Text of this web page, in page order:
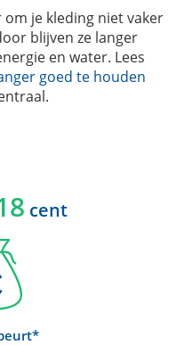
je kleding niet vaker
blijven ze langer
en water. Lees
goed te houden
cent